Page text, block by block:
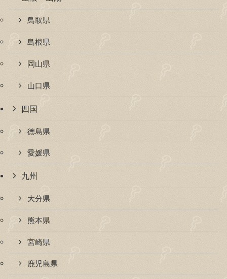
鳥取県
島根県
岡山県
山口県
四国
徳島県
愛媛県
九州
大分県
熊本県
宮崎県
鹿児島県